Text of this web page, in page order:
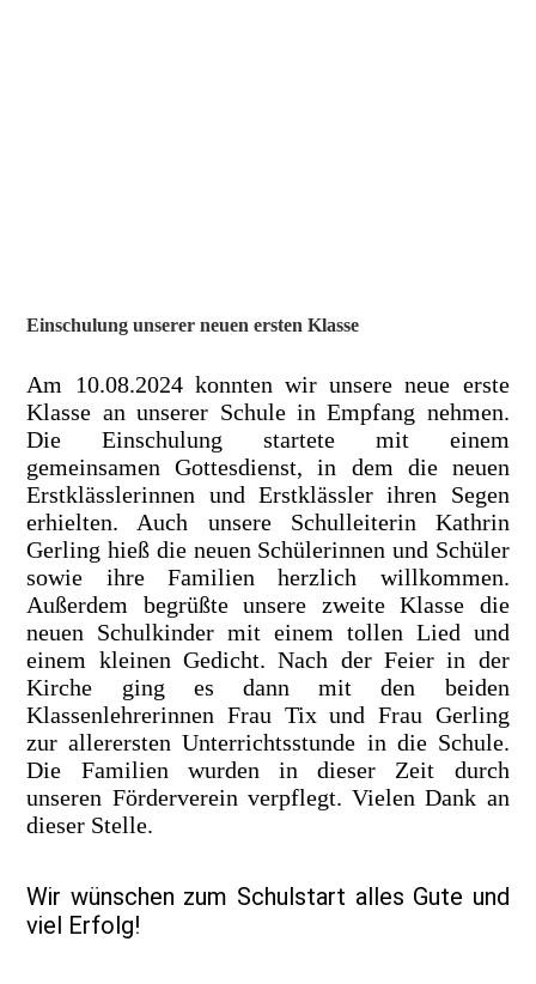
Einschulung unserer neuen ersten Klasse
Am 10.08.2024 konnten wir unsere neue erste
Klasse an unserer Schule in Empfang nehmen.
Die Einschulung startete mit einem
gemeinsamen Gottesdienst, in dem die neuen
Erstklässlerinnen und Erstklässler ihren Segen
erhielten. Auch unsere Schulleiterin Kathrin
Gerling hieß die neuen Schülerinnen und Schüler
sowie ihre Familien herzlich willkommen.
Außerdem begrüßte unsere zweite Klasse die
neuen Schulkinder mit einem tollen Lied und
einem kleinen Gedicht. Nach der Feier in der
Kirche ging es dann mit den beiden
Klassenlehrerinnen Frau Tix und Frau Gerling
zur allerersten Unterrichtsstunde in die Schule.
Die Familien wurden in dieser Zeit durch
unseren Förderverein verpflegt. Vielen Dank an
dieser Stelle.
Wir wünschen zum Schulstart alles Gute und
viel Erfolg!